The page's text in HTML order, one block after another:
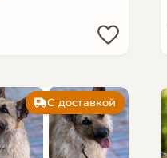
С доставкой